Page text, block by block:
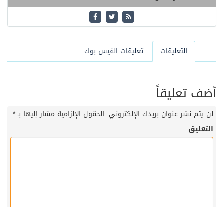
التعليقات تعليقات الفيس بوك
أضف تعليقاً
لن يتم نشر عنوان بريدك الإلكتروني. الحقول الإلزامية مشار إليها بـ*
التعليق